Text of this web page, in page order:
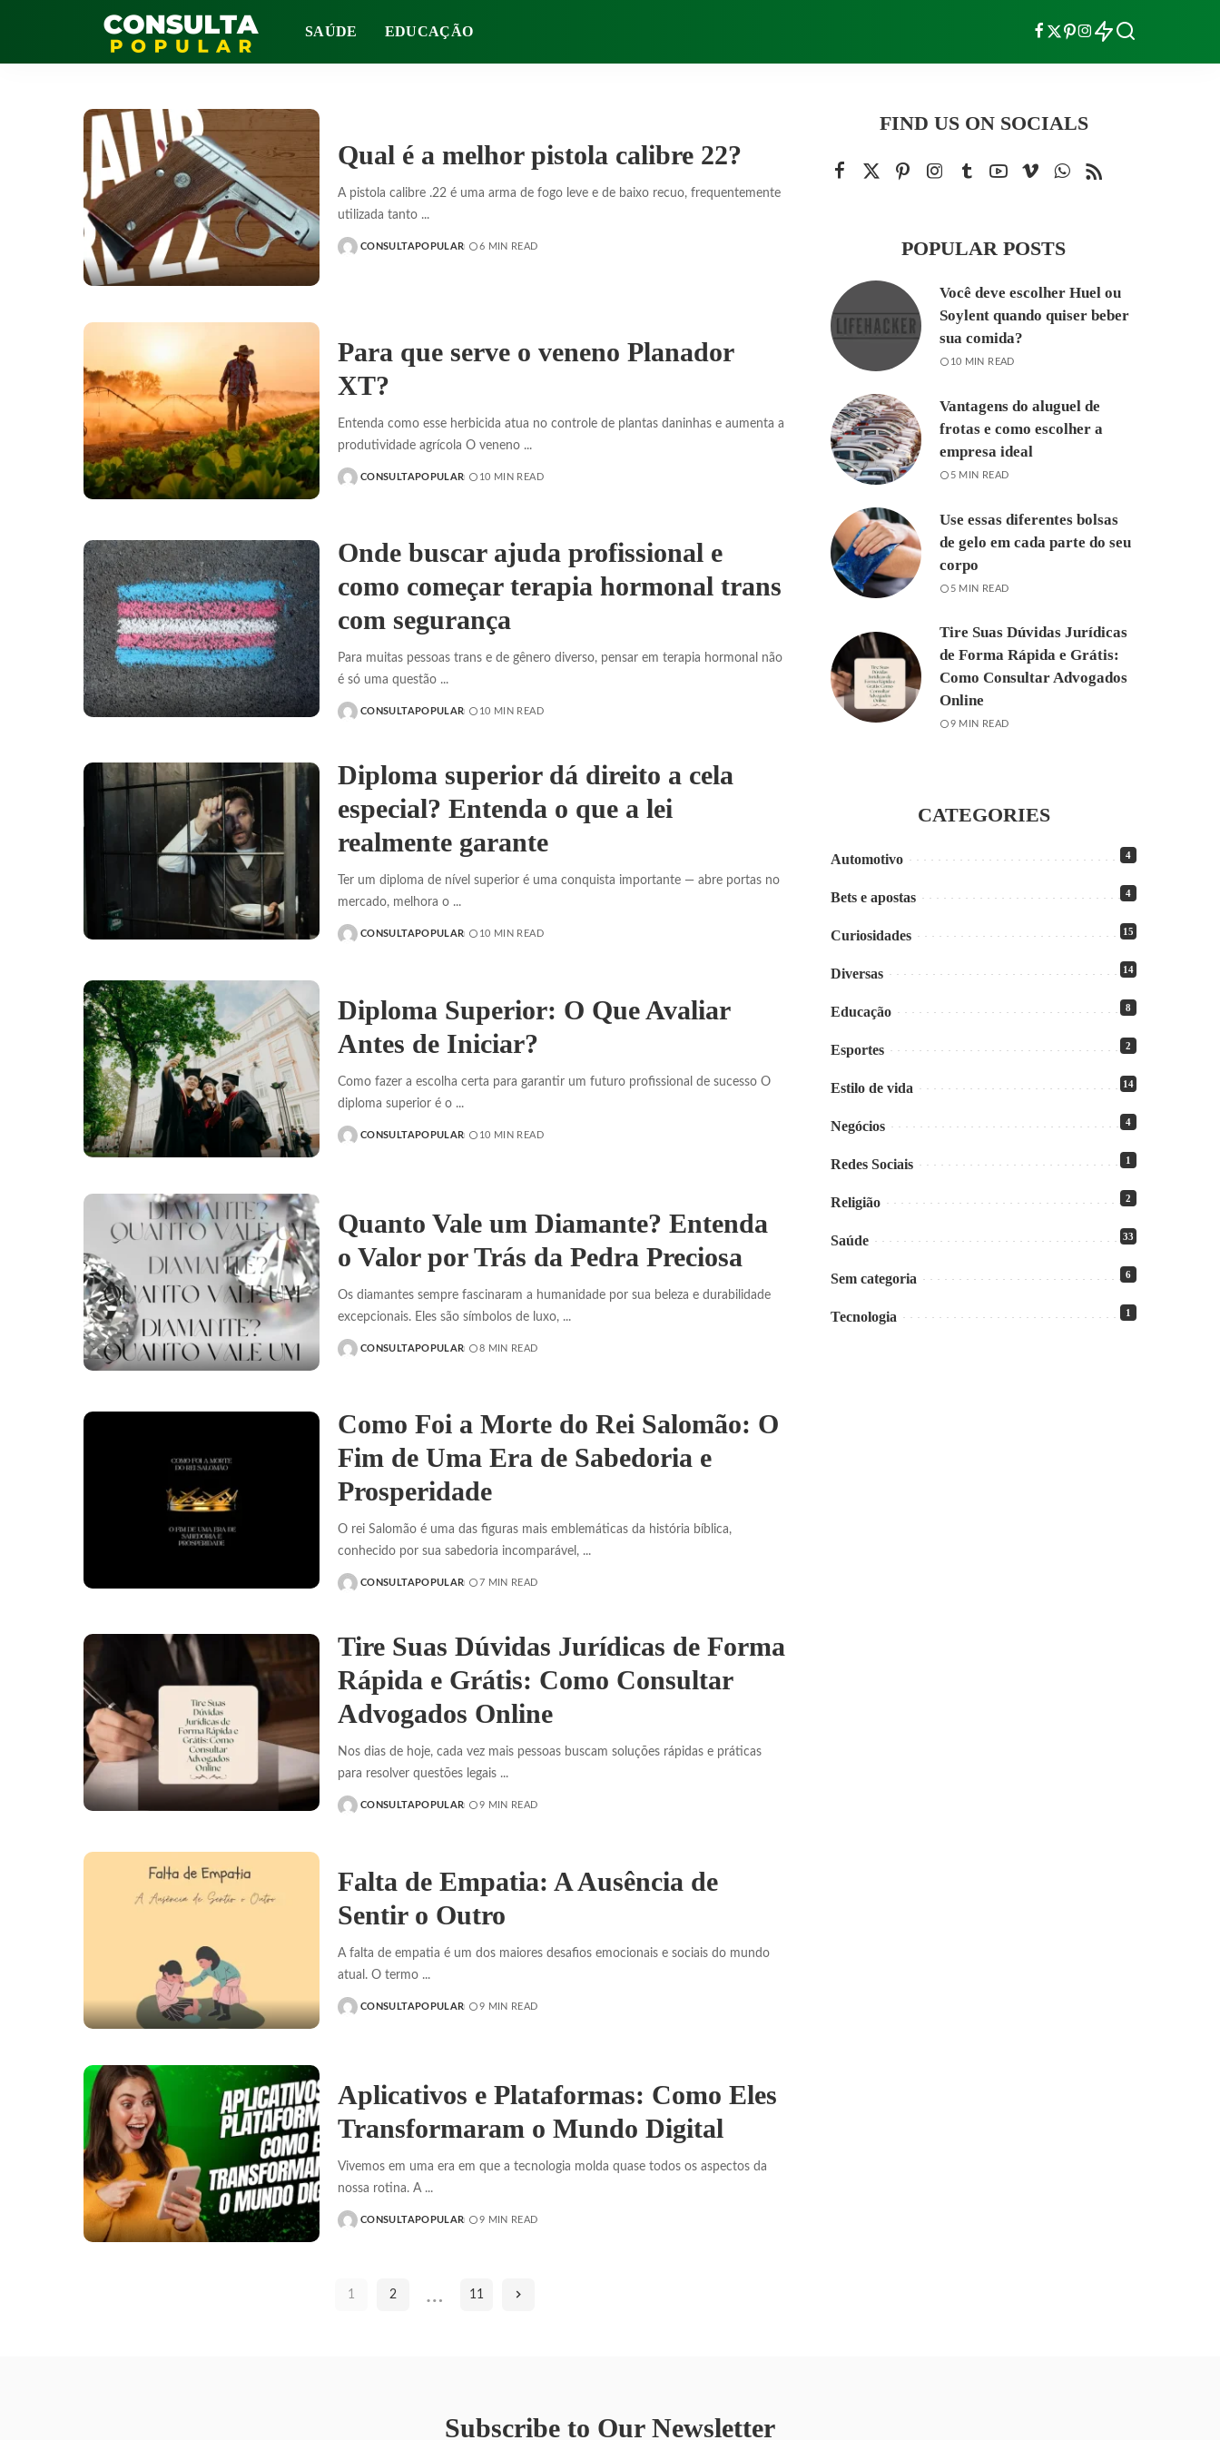
SAÚDE EDUCAÇÃO
Qual é a melhor pistola calibre 22?
A pistola calibre .22 é uma arma de fogo leve e de baixo recuo, frequentemente
utilizada tanto ...
POSTED
CONSULTAPOPULAR 6 MIN READ
Para que serve o veneno Planador
XT?
Entenda como esse herbicida atua no controle de plantas daninhas e aumenta a
produtividade agrícola O veneno ...
POSTED
CONSULTAPOPULAR 10 MIN READ
Onde buscar ajuda profissional e
como começar terapia hormonal trans
com segurança
Para muitas pessoas trans e de gênero diverso, pensar em terapia hormonal não
é só uma questão ...
POSTED
CONSULTAPOPULAR 10 MIN READ
Diploma superior dá direito a cela
especial? Entenda o que a lei
realmente garante
Ter um diploma de nível superior é uma conquista importante — abre portas no
mercado, melhora o ...
POSTED
CONSULTAPOPULAR 10 MIN READ
Diploma Superior: O Que Avaliar
Antes de Iniciar?
Como fazer a escolha certa para garantir um futuro profissional de sucesso O
diploma superior é o ...
POSTED
CONSULTAPOPULAR 10 MIN READ
Quanto Vale um Diamante? Entenda
o Valor por Trás da Pedra Preciosa
Os diamantes sempre fascinaram a humanidade por sua beleza e durabilidade
excepcionais. Eles são símbolos de luxo, ...
POSTED
CONSULTAPOPULAR 8 MIN READ
Como Foi a Morte do Rei Salomão: O
Fim de Uma Era de Sabedoria e
Prosperidade
O rei Salomão é uma das figuras mais emblemáticas da história bíblica,
conhecido por sua sabedoria incomparável, ...
POSTED
CONSULTAPOPULAR 7 MIN READ
Tire Suas Dúvidas Jurídicas de Forma
Rápida e Grátis: Como Consultar
Advogados Online
Nos dias de hoje, cada vez mais pessoas buscam soluções rápidas e práticas
para resolver questões legais ...
POSTED
CONSULTAPOPULAR 9 MIN READ
Falta de Empatia: A Ausência de
Sentir o Outro
A falta de empatia é um dos maiores desafios emocionais e sociais do mundo
atual. O termo ...
POSTED
CONSULTAPOPULAR 9 MIN READ
Aplicativos e Plataformas: Como Eles
Transformaram o Mundo Digital
Vivemos em uma era em que a tecnologia molda quase todos os aspectos da
nossa rotina. A ...
POSTED
CONSULTAPOPULAR 9 MIN READ
1 2 … 11
FIND US ON SOCIALS
POPULAR POSTS
Você deve escolher Huel ou
Soylent quando quiser beber
sua comida?
10 MIN READ
Vantagens do aluguel de
frotas e como escolher a
empresa ideal
5 MIN READ
Use essas diferentes bolsas
de gelo em cada parte do seu
corpo
5 MIN READ
Tire Suas Dúvidas Jurídicas
de Forma Rápida e Grátis:
Como Consultar Advogados
Online
9 MIN READ
CATEGORIES
Automotivo 4
Bets e apostas 4
Curiosidades 15
Diversas 14
Educação 8
Esportes 2
Estilo de vida 14
Negócios 4
Redes Sociais 1
Religião 2
Saúde 33
Sem categoria 6
Tecnologia 1
Subscribe to Our Newsletter